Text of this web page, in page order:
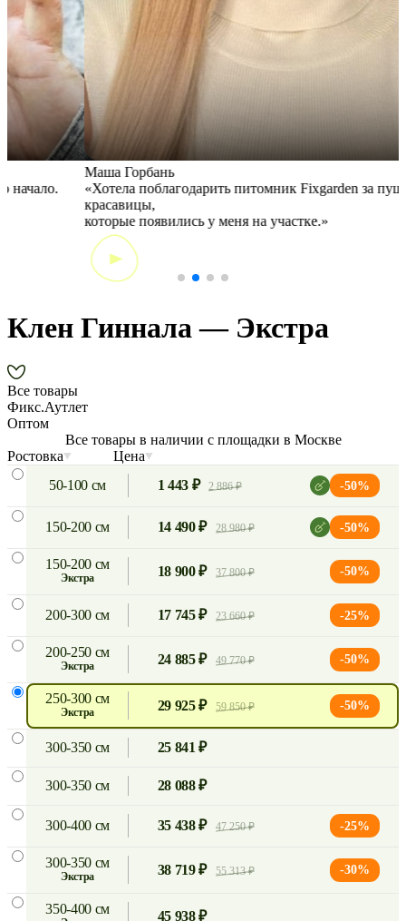
Маша Горбань
«Хотела поблагодарить питомник Fixgarden за пушистые
которые появились у меня на участке.»
Клен Гиннала — Экстра
Все товары
Фикс.Аутлет
Оптом
Все товары в наличии с площадки в Москве
Ростовка
Цена
50-100 см
1 443 ₽ 2 886 ₽ -50%
150-200 см 14 490 ₽ 28 980 ₽ -50%
150-200 см
экстра 18 900 ₽ 37 800 ₽ -50%
200-300 см 17 745 ₽ 23 660 ₽ -25%
200-250 см
экстра 24 885 ₽ 49 770 ₽ -50%
250-300 см
экстра 29 925 ₽ 59 850 ₽ -50%
300-350 см 25 841 ₽
300-350 см 28 088 ₽
300-400 см 35 438 ₽ 47 250 ₽ -25%
300-350 см
экстра 38 719 ₽ 55 313 ₽ -30%
350-400 см 45 938 ₽